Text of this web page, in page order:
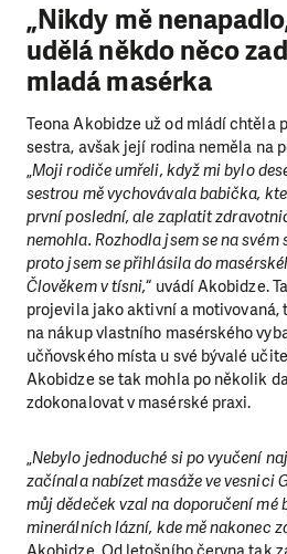
„Nikdy mě
udělá někdo něco
mladá masérka
Teona Akobidze už od mládí chtěla
sestra, avšak její rodina neměla na
„Moji rodiče umřeli, když mi bylo
sestrou mě vychovávala babička,
první poslední, ale zaplatit
nemohla. Rozhodla jsem se na
proto jsem se přihlásila do
Člověkem v tísni,“ uvádí Akobidze.
projevila jako aktivní a motivovaná,
na nákup vlastního masérského
učňovského místa u své bývalé
Akobidze se tak mohla po několik
zdokonalovat v masérské praxi.
„Nebylo jednoduché si po vyučení
začínala nabízet masáže ve vesnici
můj dědeček vzal na doporučení mé
minerálních lázní, kde mě nakonec